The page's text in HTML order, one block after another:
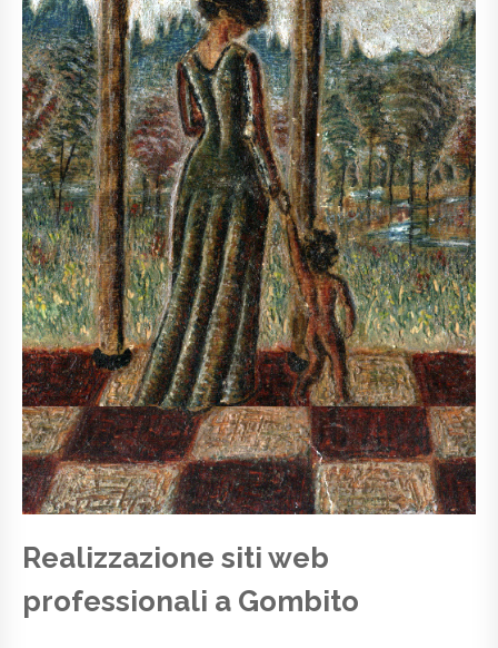
Realizzazione siti web
professionali a Gombito